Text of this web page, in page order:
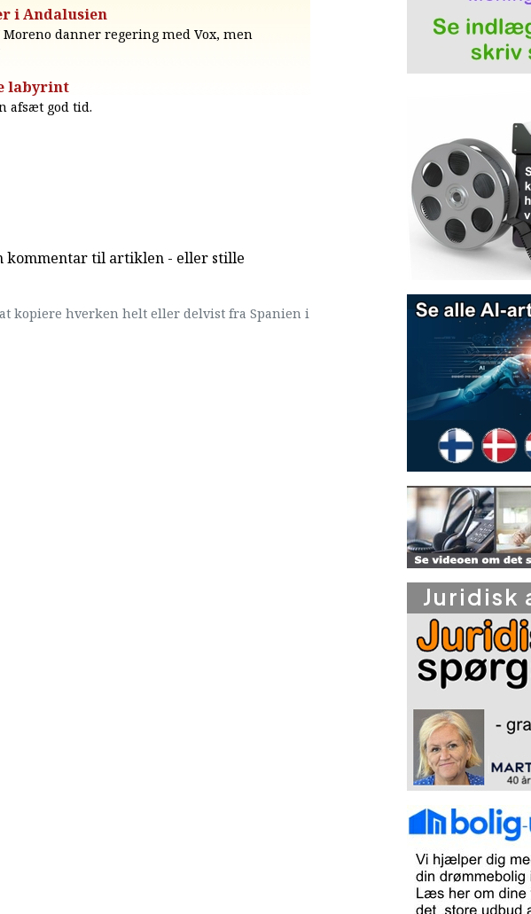
i Andalusien
danner regering med Vox, men
labyrint
afsæt god tid.
kommentar til artiklen - eller stille
at kopiere hverken helt eller delvist fra Spanien i